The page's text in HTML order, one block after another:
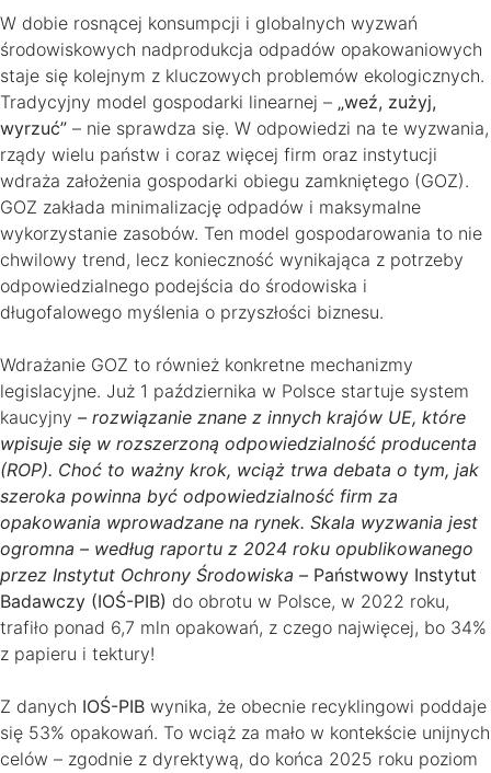
W dobie rosnącej konsumpcji i globalnych wyzwań
środowiskowych nadprodukcja odpadów opakowaniowych
staje się kolejnym z kluczowych problemów ekologicznych.
Tradycyjny model gospodarki linearnej – „weź, zużyj,
wyrzuć” – nie sprawdza się. W odpowiedzi na te wyzwania,
rządy wielu państw i coraz więcej firm oraz instytucji
wdraża założenia gospodarki obiegu zamkniętego (GOZ).
GOZ zakłada minimalizację odpadów i maksymalne
wykorzystanie zasobów. Ten model gospodarowania to nie
chwilowy trend, lecz konieczność wynikająca z potrzeby
odpowiedzialnego podejścia do środowiska i
długofalowego myślenia o przyszłości biznesu.
Wdrażanie GOZ to również konkretne mechanizmy
legislacyjne. Już 1 października w Polsce startuje system
kaucyjny – rozwiązanie znane z innych krajów UE, które
wpisuje się w rozszerzoną odpowiedzialność producenta
(ROP). Choć to ważny krok, wciąż trwa debata o tym, jak
szeroka powinna być odpowiedzialność firm za
opakowania wprowadzane na rynek. Skala wyzwania jest
ogromna – według raportu z 2024 roku opublikowanego
przez Instytut Ochrony Środowiska – Państwowy Instytut
Badawczy (IOŚ-PIB) do obrotu w Polsce, w 2022 roku,
trafiło ponad 6,7 mln opakowań, z czego najwięcej, bo 34%
z papieru i tektury!
Z danych IOŚ-PIB wynika, że obecnie recyklingowi poddaje
się 53% opakowań. To wciąż za mało w kontekście unijnych
celów – zgodnie z dyrektywą, do końca 2025 roku poziom